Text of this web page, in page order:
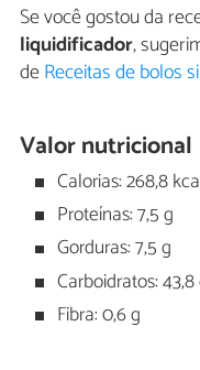
Se você gostou da
liquidificador,
deReceitas de bolos
Valor nutricional
Calorias: 268,8
Proteínas: 7,5 g
Gorduras: 7,5 g
Carboidratos: 43,8
Fibra: 0,6 g